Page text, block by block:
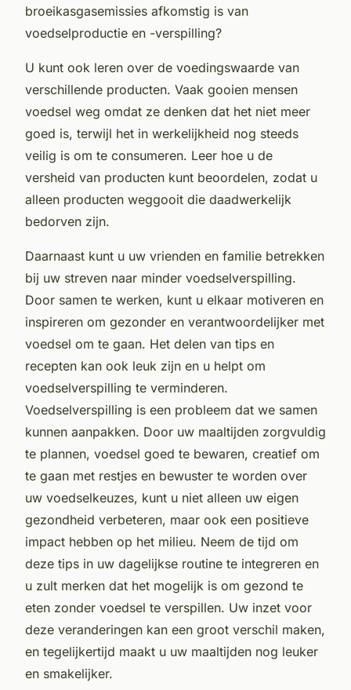
broeikasgasemissies afkomstig is van
voedselproductie en -verspilling?
U kunt ook leren over de voedingswaarde van
verschillende producten. Vaak gooien mensen
voedsel weg omdat ze denken dat het niet meer
goed is, terwijl het in werkelijkheid nog steeds
veilig is om te consumeren. Leer hoe u de
versheid van producten kunt beoordelen, zodat u
alleen producten weggooit die daadwerkelijk
bedorven zijn.
Daarnaast kunt u uw vrienden en familie betrekken
bij uw streven naar minder voedselverspilling.
Door samen te werken, kunt u elkaar motiveren en
inspireren om gezonder en verantwoordelijker met
voedsel om te gaan. Het delen van tips en
recepten kan ook leuk zijn en u helpt om
voedselverspilling te verminderen.
Voedselverspilling is een probleem dat we samen
kunnen aanpakken. Door uw maaltijden zorgvuldig
te plannen, voedsel goed te bewaren, creatief om
te gaan met restjes en bewuster te worden over
uw voedselkeuzes, kunt u niet alleen uw eigen
gezondheid verbeteren, maar ook een positieve
impact hebben op het milieu. Neem de tijd om
deze tips in uw dagelijkse routine te integreren en
u zult merken dat het mogelijk is om gezond te
eten zonder voedsel te verspillen. Uw inzet voor
deze veranderingen kan een groot verschil maken,
en tegelijkertijd maakt u uw maaltijden nog leuker
en smakelijker.